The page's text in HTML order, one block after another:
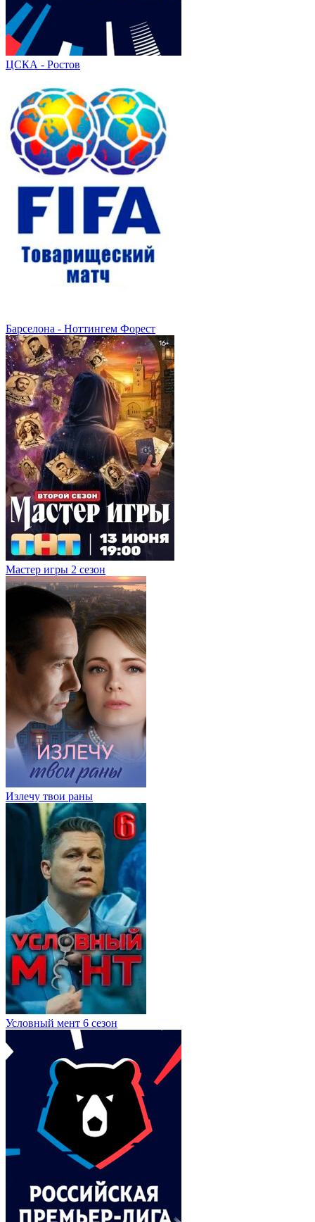
ЦСКА - Ростов
Барселона - Ноттингем Форест
Мастер игры 2 сезон
Излечу твои раны
Условный мент 6 сезон